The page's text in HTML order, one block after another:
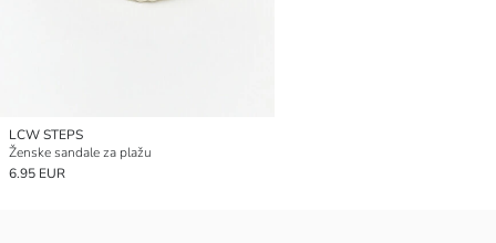
LCW STEPS
Ženske sandale za plažu
6.95 EUR